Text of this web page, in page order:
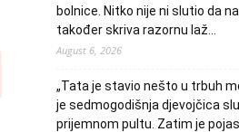
bolnice. Nitko nije ni slutio da
također skriva razornu laž…
August 6, 2026
„Tata je stavio nešto u trbuh
je sedmogodišnja djevojčica
prijemnom pultu. Zatim je